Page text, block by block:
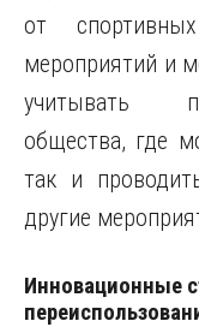
от
мероприятий и
учитывать
общества, где
так и
другие
Инновационные